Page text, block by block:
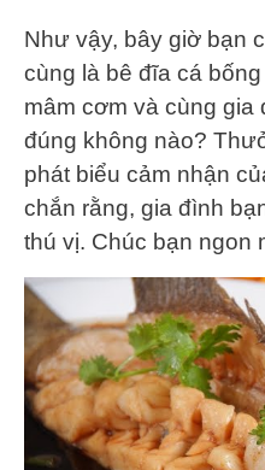
Như vậy, bây giờ bạn
cùng là bê đĩa cá
mâm cơm và cùng
đúng không nào?
phát biểu cảm nhận
chắn rằng, gia đình
thú vị. Chúc bạn ngon